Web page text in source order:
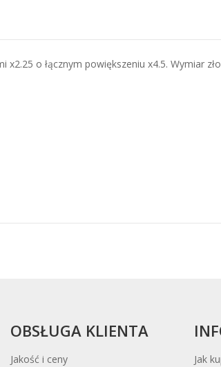
x2.25 o łącznym powiększeniu x4.5. Wymiar
OBSŁUGA KLIENTA
Jakość i ceny Jak